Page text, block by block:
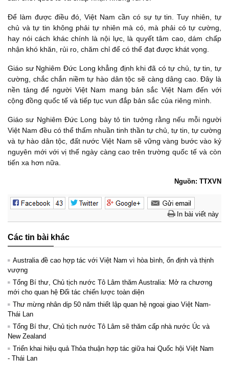
Để làm được điều đó, Việt Nam cần có sự tự tin. Tuy nhiên, tự
chủ và tự tin không phải tự nhiên mà có, mà phải có tự cường,
hay nói cách khác chính là nội lực, là quyết tâm cao, dám chấp
nhận khó khăn, rủi ro, chăm chỉ để có thể đạt được khát vọng.
Giáo sư Nghiêm Đức Long khẳng định khi đã có tự chủ, tự tin, tự
cường, chắc chắn niềm tự hào dân tộc sẽ càng dâng cao. Đây là
nền tảng để người Việt Nam mang bản sắc Việt Nam đến với
cộng đồng quốc tế và tiếp tục vun đắp bản sắc của riêng mình.
Giáo sư Nghiêm Đức Long bày tỏ tin tưởng rằng nếu mỗi người
Việt Nam đều có thể thấm nhuần tinh thần tự chủ, tự tin, tự cường
và tự hào dân tộc, đất nước Việt Nam sẽ vững vàng bước vào kỷ
nguyên mới với vị thế ngày càng cao trên trường quốc tế và còn
tiến xa hơn nữa.
Nguồn: TTXVN
In bài viết này
Các tin bài khác
Australia đề cao hợp tác với Việt Nam vì hòa bình, ổn định và thịnh
vượng
Tổng Bí thư, Chủ tịch nước Tô Lâm thăm Australia: Mở ra chương
mới cho quan hệ Đối tác chiến lược toàn diện
Thư mừng nhân dịp 50 năm thiết lập quan hệ ngoại giao Việt Nam-
Thái Lan
Tổng Bí thư, Chủ tịch nước Tô Lâm sẽ thăm cấp nhà nước Úc và
New Zealand
Triển khai hiệu quả Thỏa thuận hợp tác giữa hai Quốc hội Việt Nam
- Thái Lan